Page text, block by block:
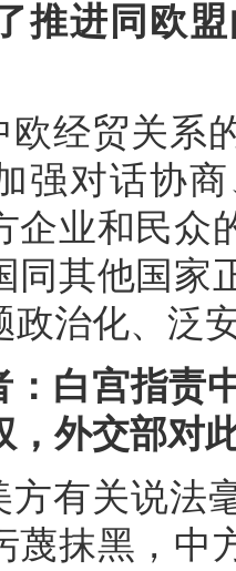
推进同欧
欧经贸关系
强对话协
企业和民众
同其他国家
政治化、泛
：白宫指责
，外交部对
方有关说法
蔑抹黑，中